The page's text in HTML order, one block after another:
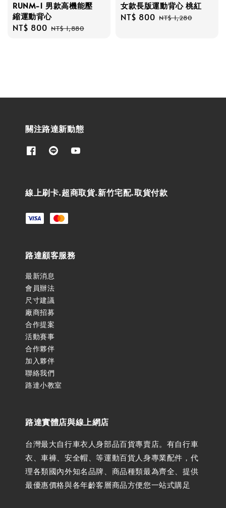
RUNM-1 男款高機能壓
縮運動背心
Sale
NT$ 800 Regular
NT$ 1,880
女款長版運動背心 桃紅
Sale
NT$ 800 Regular
NT$ 1,280
關注路達新動態
線上刷卡.超商取貨.新竹宅配.取貨付款
路達顧客服務
最新消息
會員辦法
尺寸建議
廠商招募
合作提案
活動賽事
合作夥伴
加入夥伴
聯絡我們
路達小教室
路達實體店與線上網店
台灣最大自行車衣人身部品百貨專賣店。有自行車
衣、車褲、安全帽、等運動百貨人身專業配件，代
理各類國內外知名品牌、商品種類最為齊全、提供
最優惠價格與各年齡客層商品方便您一站式購足